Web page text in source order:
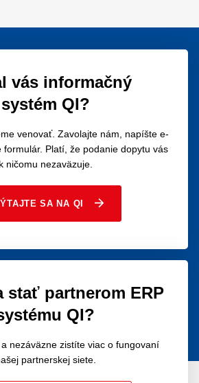
vás informačný
systém QI?
venovať. Zavolajte nám, napíšte e-
formulár. Platí, že podanie dopytu vás
k ničomu nezaväzuje.
SA NA QI
stať partnerom ERP
QI?
nezáväzne zistíte viac o fungovaní
partnerskej siete.